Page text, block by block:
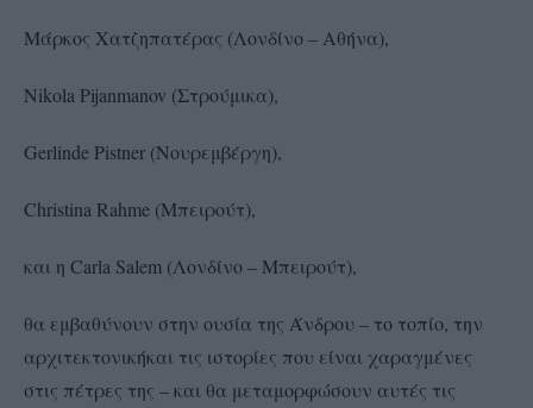
Μάρκος Χατζηπατέρας (Λονδίνο – Αθήνα),
Nikola Pijanmanov (Στρούμικα),
Gerlinde Pistner (Νουρεμβέργη),
Christina Rahme (Μπειρούτ),
και η Carla Salem (Λονδίνο – Μπειρούτ),
θα εμβαθύνουν στην ουσία της Άνδρου – το τοπίο, την
αρχιτεκτονικήκαι τις ιστορίες που είναι χαραγμένες
στις πέτρες της – και θα μεταμορφώσουν αυτές τις